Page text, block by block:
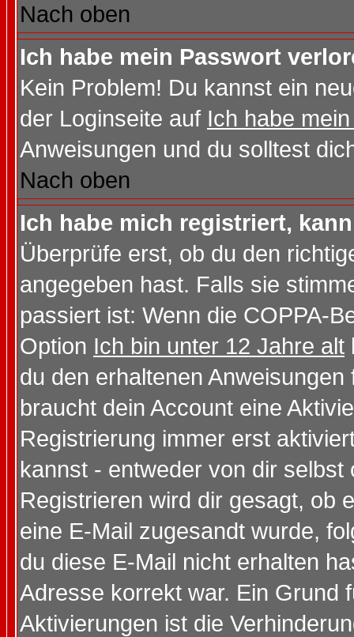
Nach oben
Ich habe mein Passwort
Kein Problem! Du kannst ein
der Loginseite auf Ich habe
Anweisungen und du solltest
Nach oben
Ich habe mich registriert,
Überprüfe erst, ob du den
angegeben hast. Falls sie
passiert ist: Wenn die COPPA-
Option Ich bin unter 12 Jahre alt
du den erhaltenen
braucht dein Account eine
Registrierung immer erst
kannst - entweder von dir selbst
Registrieren wird dir gesagt, ob
eine E-Mail zugesandt wurde,
du diese E-Mail nicht erhalten
Adresse korrekt war. Ein Grund
Aktivierungen ist die